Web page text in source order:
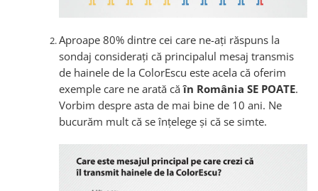
Aproape 80% dintre cei care ne-ați răspuns la
sondaj considerați că principalul mesaj transmis
de hainele de la ColorEscu este acela că oferim
exemple care ne arată căîn România SE POATE.
Vorbim despre asta de mai bine de 10 ani. Ne
bucurăm mult că se înțelege și că se simte.